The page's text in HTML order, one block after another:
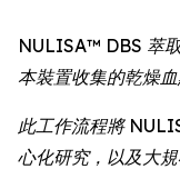
NULISA™ DBS 萃
本裝置收集的乾燥
此工作流程將
心化研究，以及大